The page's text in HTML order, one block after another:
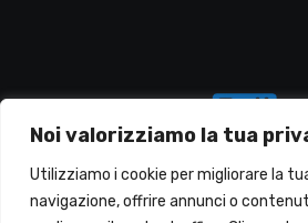
Noi valorizziamo la tua
Utilizziamo i cookie per migliorare la
navigazione, offrire annunci o